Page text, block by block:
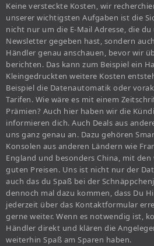
Keine versteckte Kosten, wir
unserer wichtigsten Aufgaben ist die
nicht nur um die E-Mail Adresse, die
Newsletter gegeben hast, sondern
Händler genau anschauen, bevor wir
berichten. Das kann zum Beispiel ein
Kleingedruckten weitere Kosten
Beispiel die Datenautomatik oder
Tarifen. Wie wäre es mit einem
Prämien? Auch hier haben wir die
informieren dich. Auch Deals aus
uns ganz genau an. Dazu gehören
Konsolen aus anderen Ländern wie
England und besonders China, mit den
guten Preisen. Uns ist nicht nur der
auch das du Spaß bei der
dennoch mal dazu kommen, dass Du
jederzeit über das Kontaktformular
gerne weiter. Wenn es notwendig ist,
Händler direkt und klären die
weiterhin Spaß am Sparen haben.